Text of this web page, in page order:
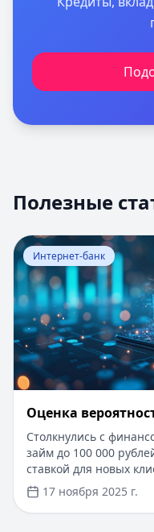
Полезные
Перейти к статье:
Интернет-банк
Оценка
Столкнулись с
займ до 100 000
ставкой для новых
документов —
быстро и прозрачно
17 ноября 2025 г.